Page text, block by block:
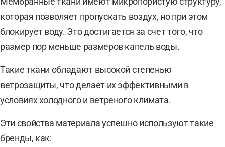
которая позволяет пропускать воздух, но при этом
блокирует воду. Это достигается за счет того, что
размер пор меньше размеров капель воды.
Такие ткани обладают высокой степенью
ветрозащиты, что делает их эффективными в
условиях холодного и ветреного климата.
Эти свойства материала успешно используют такие
бренды, как: